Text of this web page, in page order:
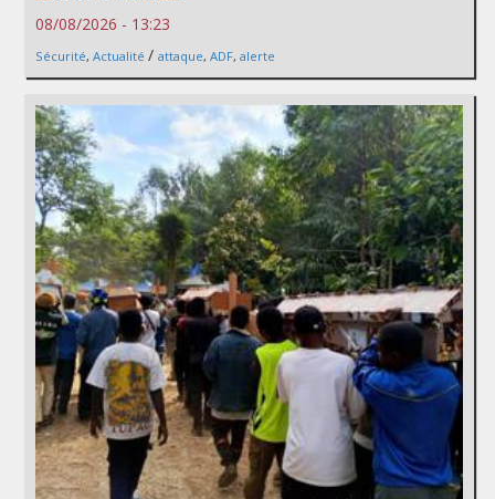
08/08/2026 - 13:23
Sécurité, Actualité / attaque, ADF, alerte